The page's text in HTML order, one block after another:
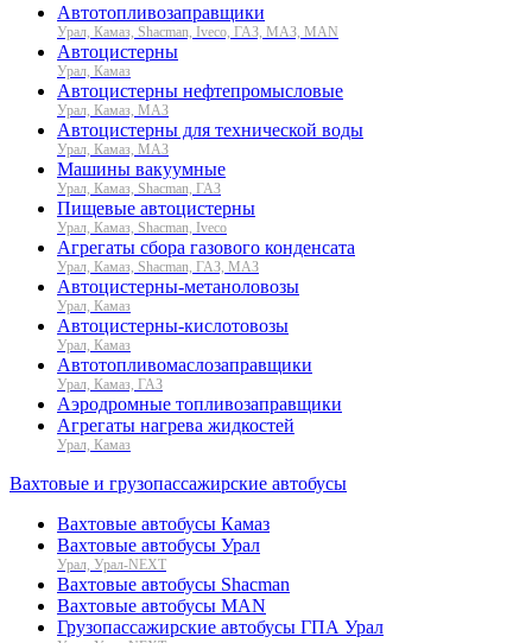
Автотопливозаправщики
Урал, Камаз, Shacman, Iveco, ГАЗ, МАЗ, MAN
Автоцистерны
Урал, Камаз
Автоцистерны нефтепромысловые
Урал, Камаз, МАЗ
Автоцистерны для технической воды
Урал, Камаз, МАЗ
Машины вакуумные
Урал, Камаз, Shacman, ГАЗ
Пищевые автоцистерны
Урал, Камаз, Shacman, Iveco
Агрегаты сбора газового конденсата
Урал, Камаз, Shacman, ГАЗ, МАЗ
Автоцистерны-метаноловозы
Урал, Камаз
Автоцистерны-кислотовозы
Урал, Камаз
Автотопливомаслозаправщики
Урал, Камаз, ГАЗ
Аэродромные топливозаправщики
Агрегаты нагрева жидкостей
Урал, Камаз
Вахтовые и грузопассажирские автобусы
Вахтовые автобусы Камаз
Вахтовые автобусы Урал
Урал, Урал-NEXT
Вахтовые автобусы Shacman
Вахтовые автобусы MAN
Грузопассажирские автобусы ГПА Урал